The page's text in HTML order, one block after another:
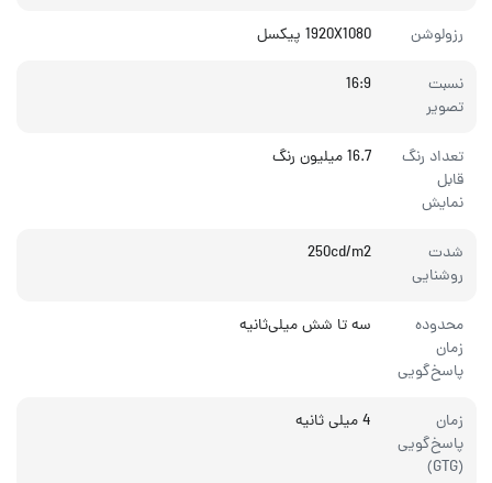
رزولوشن 1920X1080 پیکسل
نسبت
تصویر
16:9
تعداد رنگ
قابل
نمایش
16.7 میلیون رنگ
شدت
روشنایی
250cd/m2
محدوده
زمان
پاسخ‌گویی
سه تا شش میلی‌ثانیه
زمان
پاسخ‌گویی
(GTG)
4 میلی ثانیه